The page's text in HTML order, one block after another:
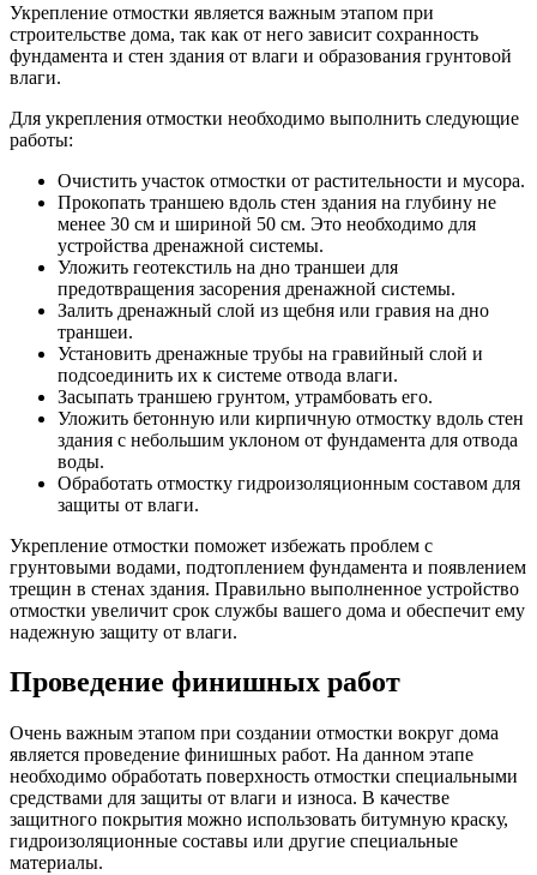
Укрепление отмостки является важным этапом при
строительстве дома, так как от него зависит сохранность
фундамента и стен здания от влаги и образования грунтовой
влаги.
Для укрепления отмостки необходимо выполнить следующие
работы:
Очистить участок отмостки от растительности и мусора.
Прокопать траншею вдоль стен здания на глубину не
менее 30 см и шириной 50 см. Это необходимо для
устройства дренажной системы.
Уложить геотекстиль на дно траншеи для
предотвращения засорения дренажной системы.
Залить дренажный слой из щебня или гравия на дно
траншеи.
Установить дренажные трубы на гравийный слой и
подсоединить их к системе отвода влаги.
Засыпать траншею грунтом, утрамбовать его.
Уложить бетонную или кирпичную отмостку вдоль стен
здания с небольшим уклоном от фундамента для отвода
воды.
Обработать отмостку гидроизоляционным составом для
защиты от влаги.
Укрепление отмостки поможет избежать проблем с
грунтовыми водами, подтоплением фундамента и появлением
трещин в стенах здания. Правильно выполненное устройство
отмостки увеличит срок службы вашего дома и обеспечит ему
надежную защиту от влаги.
Проведение финишных работ
Очень важным этапом при создании отмостки вокруг дома
является проведение финишных работ. На данном этапе
необходимо обработать поверхность отмостки специальными
средствами для защиты от влаги и износа. В качестве
защитного покрытия можно использовать битумную краску,
гидроизоляционные составы или другие специальные
материалы.